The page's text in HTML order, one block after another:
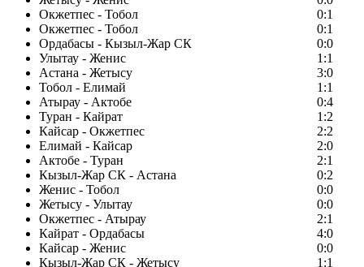
Окжетпес - Тобол
0:1
Окжетпес - Тобол
0:1
Ордабасы - Кызыл-Жар СК
0:0
Улытау - Женис
1:1
Астана - Жетысу
3:0
Тобол - Елимай
1:1
Атырау - Актобе
0:4
Туран - Кайрат
1:2
Кайсар - Окжетпес
2:2
Елимай - Кайсар
2:0
Актобе - Туран
2:1
Кызыл-Жар СК - Астана
0:2
Женис - Тобол
0:0
Жетысу - Улытау
0:0
Окжетпес - Атырау
2:1
Кайрат - Ордабасы
4:0
Кайсар - Женис
0:0
Кызыл-Жар СК - Жетысу
1:1